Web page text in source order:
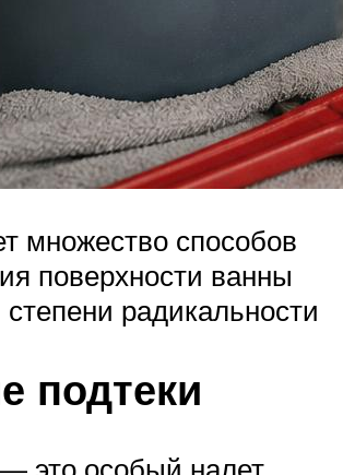
множество способов
поверхности ванны
радикальности
подтеки